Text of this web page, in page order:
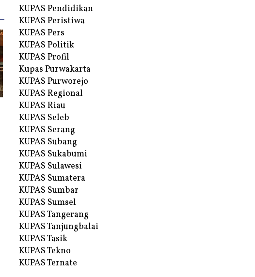
KUPAS Pendidikan
KUPAS Peristiwa
KUPAS Pers
KUPAS Politik
KUPAS Profil
Kupas Purwakarta
KUPAS Purworejo
KUPAS Regional
KUPAS Riau
KUPAS Seleb
KUPAS Serang
KUPAS Subang
KUPAS Sukabumi
KUPAS Sulawesi
KUPAS Sumatera
KUPAS Sumbar
KUPAS Sumsel
KUPAS Tangerang
KUPAS Tanjungbalai
KUPAS Tasik
KUPAS Tekno
KUPAS Ternate